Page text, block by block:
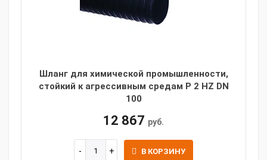
Шланг для химической промышленности,
стойкий к агрессивным средам P 2 HZ DN
100
12 867 руб.
В КОРЗИНУ